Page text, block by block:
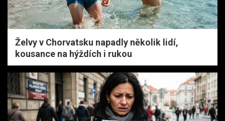
Želvy v Chorvatsku napadly několik lidí,
kousance na hýždích i rukou